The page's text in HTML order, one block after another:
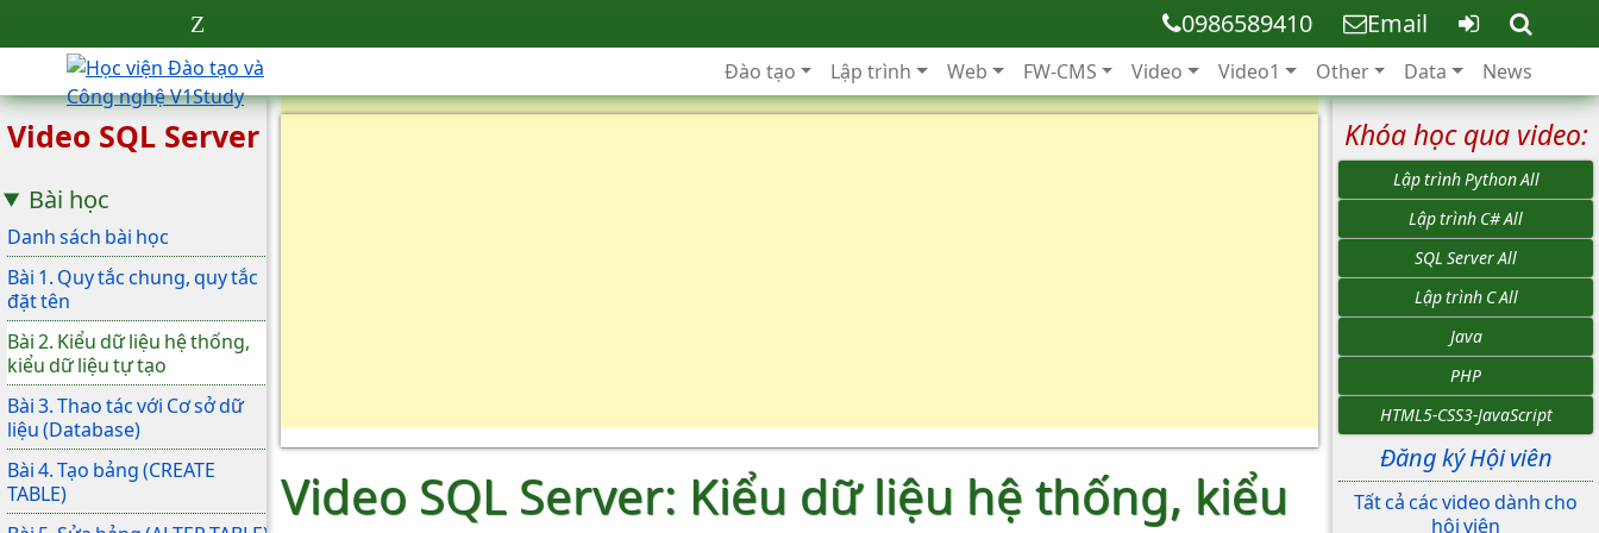
0986589410 Email
Đào tạo Lập trình Web FW-CMS Video Video1 Other Data News
Video SQL Server
Bài học
Danh sách bài học
Bài 1. Quy tắc chung, quy tắc
đặt tên
Bài 2. Kiểu dữ liệu hệ thống,
kiểu dữ liệu tự tạo
Bài 3. Thao tác với Cơ sở dữ
liệu (Database)
Bài 4. Tạo bảng (CREATE
TABLE)
Video SQL Server: Kiểu dữ liệu hệ thống, kiểu
Khóa học qua video:
Lập trình Python All
Lập trình C# All
SQL Server All
Lập trình C All
Java
PHP
HTML5-CSS3-JavaScript
Đăng ký Hội viên
Tất cả các video dành cho
hội viên